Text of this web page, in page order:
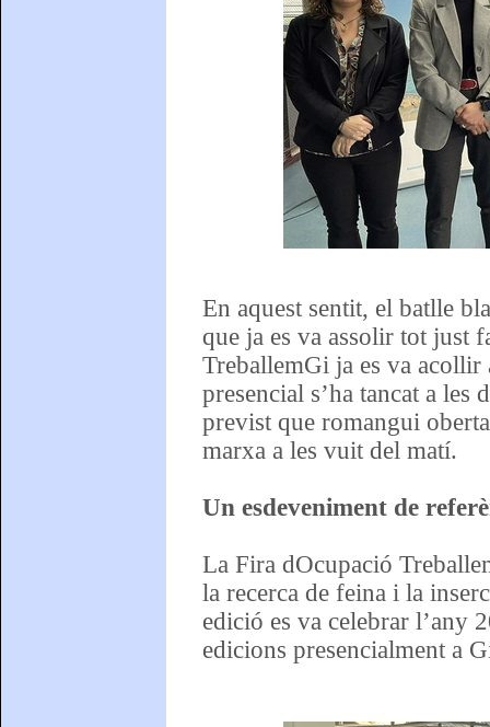
En aquest sentit, el batlle
que ja es va assolir tot just
TreballemGi ja es va
presencial s’ha tancat a
previst que romangui
marxa a les vuit del matí.
Un esdeveniment de
La Fira dOcupació
la recerca de feina i la
edició es va celebrar l’any
edicions presencialment a